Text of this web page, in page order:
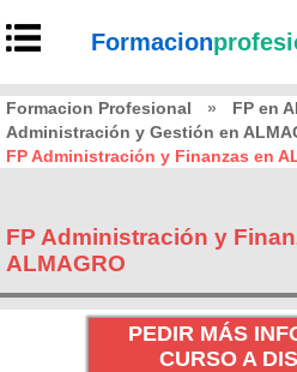
Formacion
Formacion Profesional » FP en
Administración y Gestión en
FP Administración y Finanzas en
FP Administración y
ALMAGRO
PEDIR MÁS
CURSO A